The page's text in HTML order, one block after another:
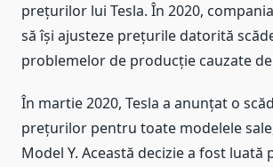
prețurilor lui Tesla. În 2020,
să își ajusteze prețurile datorită
problemelor de producție cauzate
În martie 2020, Tesla a anunțat o
prețurilor pentru toate modelele
Model Y. Această decizie a fost luată